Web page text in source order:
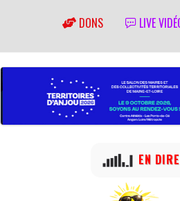
DONS LIVE
EN